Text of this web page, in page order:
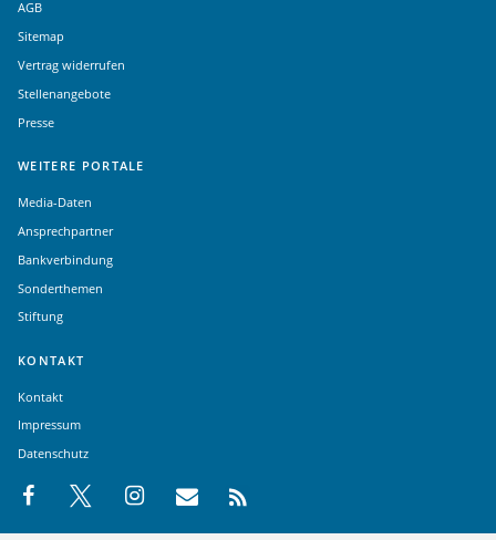
AGB
Sitemap
Vertrag widerrufen
Stellenangebote
Presse
WEITERE PORTALE
Media-Daten
Ansprechpartner
Bankverbindung
Sonderthemen
Stiftung
KONTAKT
Kontakt
Impressum
Datenschutz